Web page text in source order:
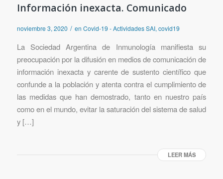
Información inexacta. Comunicado
noviembre 3, 2020 / en Covid-19 - Actividades SAI, covid19
La Sociedad Argentina de Inmunología manifiesta su
preocupación por la difusión en medios de comunicación de
información inexacta y carente de sustento científico que
confunde a la población y atenta contra el cumplimiento de
las medidas que han demostrado, tanto en nuestro país
como en el mundo, evitar la saturación del sistema de salud
y […]
LEER MÁS